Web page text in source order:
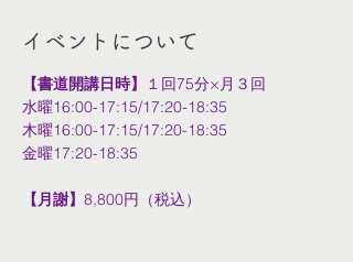
イベントについて
【書道開講日時】
１回75分×月３回
水曜16:00-17:15/17:20-18:35
木曜16:00-17:15/17:20-18:35
金曜17:20-18:35
【月謝】 8,800円（税込）